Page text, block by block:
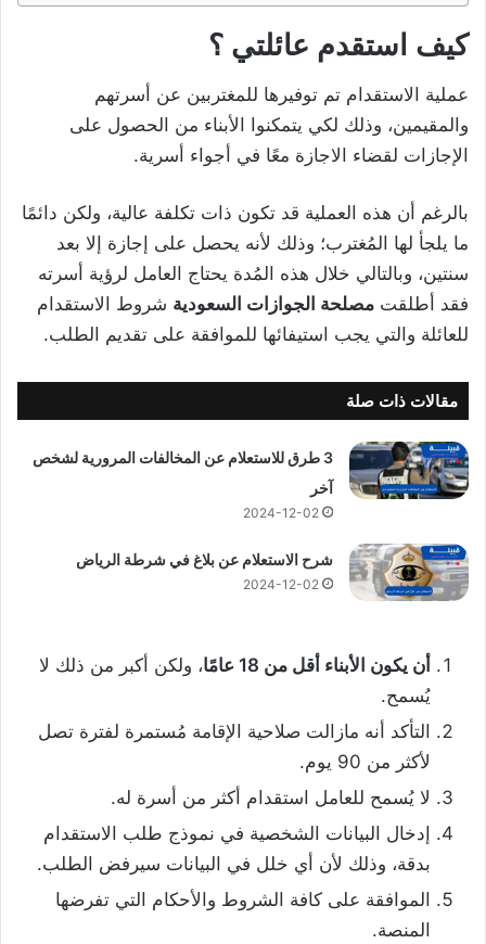
كيف استقدم عائلتي ؟
عملية الاستقدام تم توفيرها للمغتربين عن أسرتهم
والمقيمين، وذلك لكي يتمكنوا الأبناء من الحصول على
الإجازات لقضاء الاجازة معًا في أجواء أسرية.
بالرغم أن هذه العملية قد تكون ذات تكلفة عالية، ولكن دائمًا
ما يلجأ لها المُغترب؛ وذلك لأنه يحصل على إجازة إلا بعد
سنتين، وبالتالي خلال هذه المُدة يحتاج العامل لرؤية أسرته
فقد أطلقت مصلحة الجوازات السعودية شروط الاستقدام
للعائلة والتي يجب استيفائها للموافقة على تقديم الطلب.
مقالات ذات صلة
3 طرق للاستعلام عن المخالفات المرورية لشخص
آخر
2024-12-02
شرح الاستعلام عن بلاغ في شرطة الرياض
2024-12-02
أن يكون الأبناء أقل من 18 عامًا
، ولكن أكبر من ذلك لا
يُسمح.
التأكد أنه مازالت صلاحية الإقامة مُستمرة لفترة تصل
لأكثر من 90 يوم.
لا يُسمح للعامل استقدام أكثر من أسرة له.
إدخال البيانات الشخصية في نموذج طلب الاستقدام
بدقة، وذلك لأن أي خلل في البيانات سيرفض الطلب.
الموافقة على كافة الشروط والأحكام التي تفرضها
المنصة.